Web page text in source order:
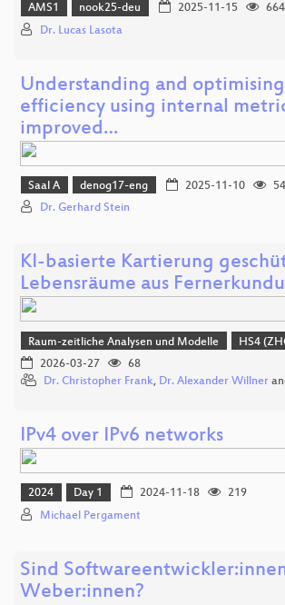
AMS1 nook25-deu 2025-11-15
664
Dr. Lucas Lasota
Understanding and
efficiency using internal
improved…
Saal A denog17-eng 2025-11-10
54
Dr. Gerhard Stein
KI-basierte Kartierung
Lebensräume aus
Raum-zeitliche Analysen und Modelle
HS4
2026-03-27
68
Dr. Christopher Frank, Dr. Alexander Willner
IPv4 over IPv6 networks
2024 Day 1 2024-11-18
219
Michael Pergament
Sind
Weber:innen?